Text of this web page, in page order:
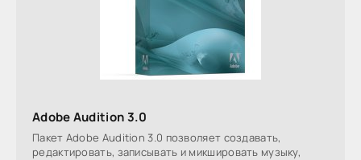
Adobe Audition 3.0
Пакет Adobe Audition 3.0 позволяет создавать,
редактировать, записывать и микшировать музыку,